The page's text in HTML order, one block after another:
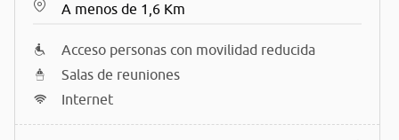
A menos de 1,6 Km
Acceso personas con movilidad reducida
Salas de reuniones
Internet